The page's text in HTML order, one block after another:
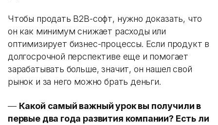
Чтобы продать B2B-софт, нужно доказать, что
он как минимум снижает расходы или
оптимизирует бизнес-процессы. Если продукт в
долгосрочной перспективе еще и помогает
зарабатывать больше, значит, он нашел свой
рынок и за него можно брать деньги.
— Какой самый важный урок вы получили в
первые два года развития компании? Есть ли